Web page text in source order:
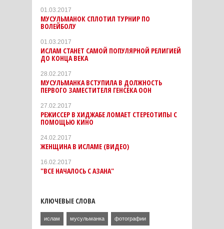
01.03.2017
МУСУЛЬМАНОК СПЛОТИЛ ТУРНИР ПО
ВОЛЕЙБОЛУ
01.03.2017
ИСЛАМ СТАНЕТ САМОЙ ПОПУЛЯРНОЙ РЕЛИГИЕЙ
ДО КОНЦА ВЕКА
28.02.2017
МУСУЛЬМАНКА ВСТУПИЛА В ДОЛЖНОСТЬ
ПЕРВОГО ЗАМЕСТИТЕЛЯ ГЕНСЕКА ООН
27.02.2017
РЕЖИССЕР В ХИДЖАБЕ ЛОМАЕТ СТЕРЕОТИПЫ С
ПОМОЩЬЮ КИНО
24.02.2017
ЖЕНЩИНА В ИСЛАМЕ (ВИДЕО)
16.02.2017
"ВСЕ НАЧАЛОСЬ С АЗАНА"
КЛЮЧЕВЫЕ СЛОВА
ислам мусульманка фотографии